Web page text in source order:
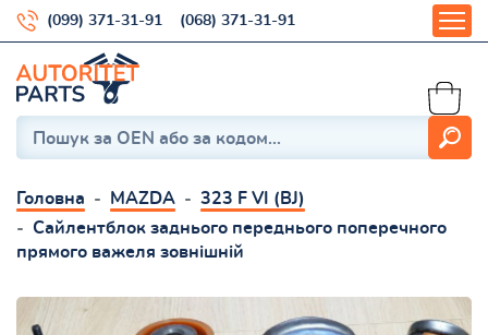
(099) 371-31-91 (068) 371-31-91
Головна MAZDA
323 F VI (BJ)
Сайлентблок заднього переднього поперечного
прямого важеля зовнішній